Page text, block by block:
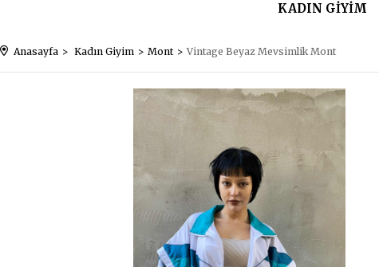
KADIN GİYİM
Anasayfa Kadın Giyim Mont Vintage Beyaz Mevsimlik Mont